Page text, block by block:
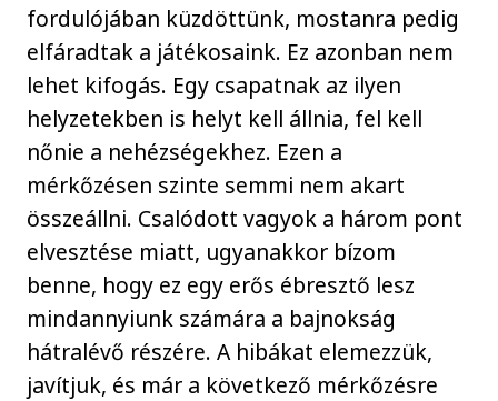
fordulójában küzdöttünk, mostanra pedig
elfáradtak a játékosaink. Ez azonban nem
lehet kifogás. Egy csapatnak az ilyen
helyzetekben is helyt kell állnia, fel kell
nőnie a nehézségekhez. Ezen a
mérkőzésen szinte semmi nem akart
összeállni. Csalódott vagyok a három pont
elvesztése miatt, ugyanakkor bízom
benne, hogy ez egy erős ébresztő lesz
mindannyiunk számára a bajnokság
hátralévő részére. A hibákat elemezzük,
javítjuk, és már a következő mérkőzésre